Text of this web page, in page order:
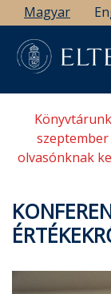
Ugrás
a
tartalomra
Magyar
olvasónknak